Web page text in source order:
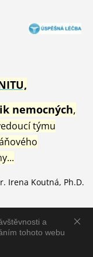
a
tohoto webu
nemocných,
týmu
Irena Koutná, Ph.D.
seznam